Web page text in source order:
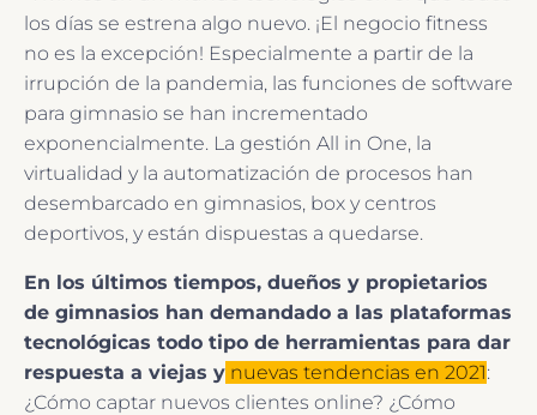
los días se estrena algo nuevo. ¡El negocio fitness
no es la excepción! Especialmente a partir de la
irrupción de la pandemia, las funciones de software
para gimnasio se han incrementado
exponencialmente. La gestión All in One, la
virtualidad y la automatización de procesos han
desembarcado en gimnasios, box y centros
deportivos, y están dispuestas a quedarse.
En los últimos tiempos, dueños y propietarios
de gimnasios han demandado a las plataformas
tecnológicas todo tipo de herramientas para dar
respuesta a viejas y nuevas tendencias en 2021:
¿Cómo captar nuevos clientes online? ¿Cómo